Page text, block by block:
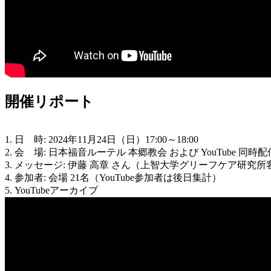
開催リポート
1. 日 時: 2024年11月24日（日）17:00～18:00
2. 会 場: 日本福音ルーテル 本郷教会 および YouTube 同時配
3. メッセージ: 伊藤 高章 さん（上智大学グリーフケア研究所
4. 参加者: 会場 21名（YouTube参加者は後日集計）
5. YouTubeアーカイブ